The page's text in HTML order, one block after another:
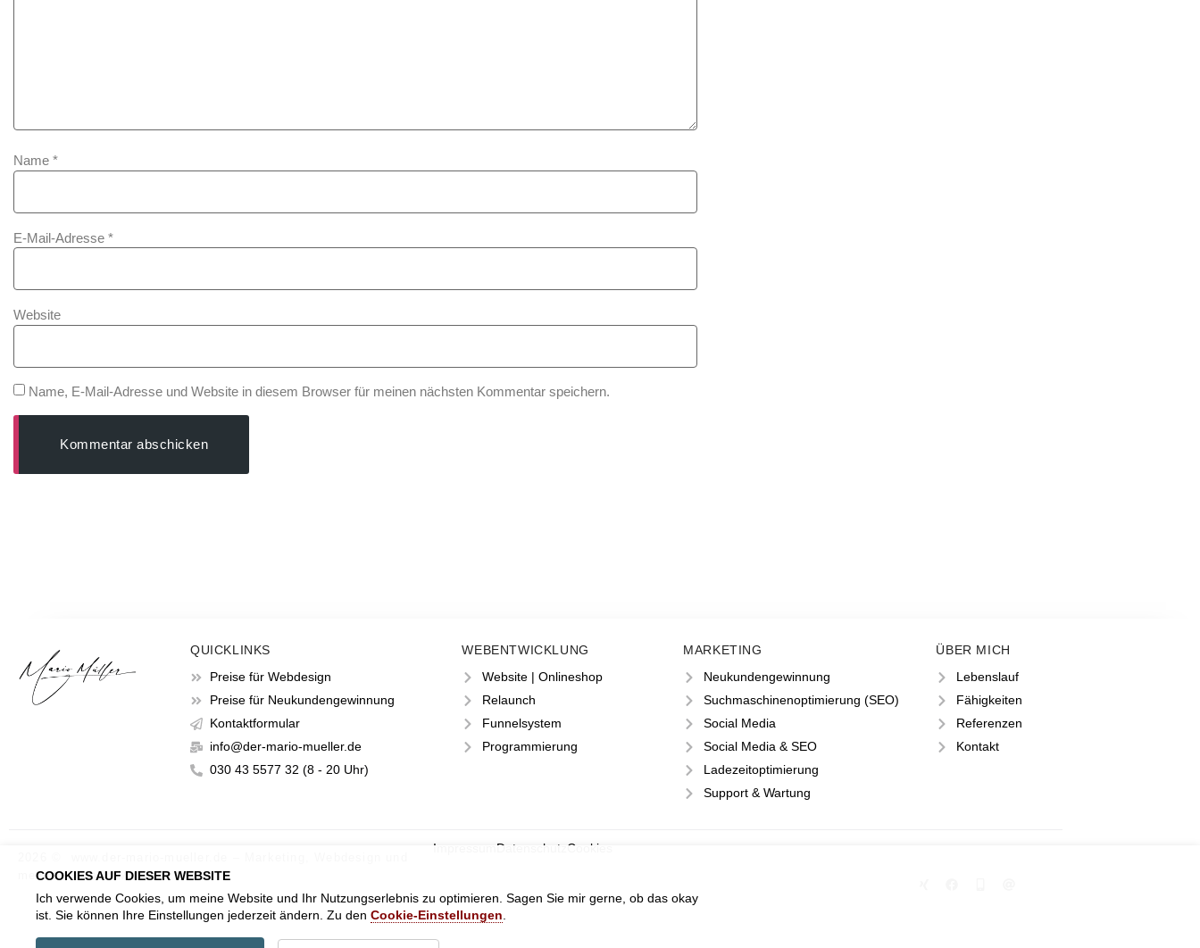
COOKIES AUF DIESER WEBSITE
Ich verwende Cookies, um meine Website und Ihr Nutzungserlebnis zu optimieren. Sagen Sie mir gerne, ob das okay
ist. Sie können Ihre Einstellungen jederzeit ändern. Zu den Cookie-Einstellungen
Name *
E-Mail-Adresse *
Website
Name, E-Mail-Adresse und Website in diesem Browser für meinen nächsten Kommentar speichern.
QUICKLINKS
Preise für Webdesign
Preise für Neukundengewinnung
Kontaktformular
info@der-mario-mueller.de
030 43 5577 32 (8 - 20 Uhr)
WEBENTWICKLUNG
Website | Onlineshop
Relaunch
Funnelsystem
Programmierung
MARKETING
Neukundengewinnung
Suchmaschinenoptimierung (SEO)
Social Media
Social Media & SEO
Ladezeitoptimierung
Support & Wartung
ÜBER MICH
Lebenslauf
Fähigkeiten
Referenzen
Kontakt
mehr von Mario Müller.
Impressum Datenschutz Cookies